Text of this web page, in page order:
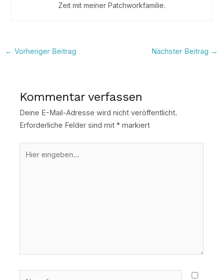
Zeit mit meiner Patchworkfamilie.
← Vorheriger Beitrag Nächster Beitrag →
Kommentar verfassen
Deine E-Mail-Adresse wird nicht veröffentlicht.
Erforderliche Felder sind mit* markiert
eingeben…